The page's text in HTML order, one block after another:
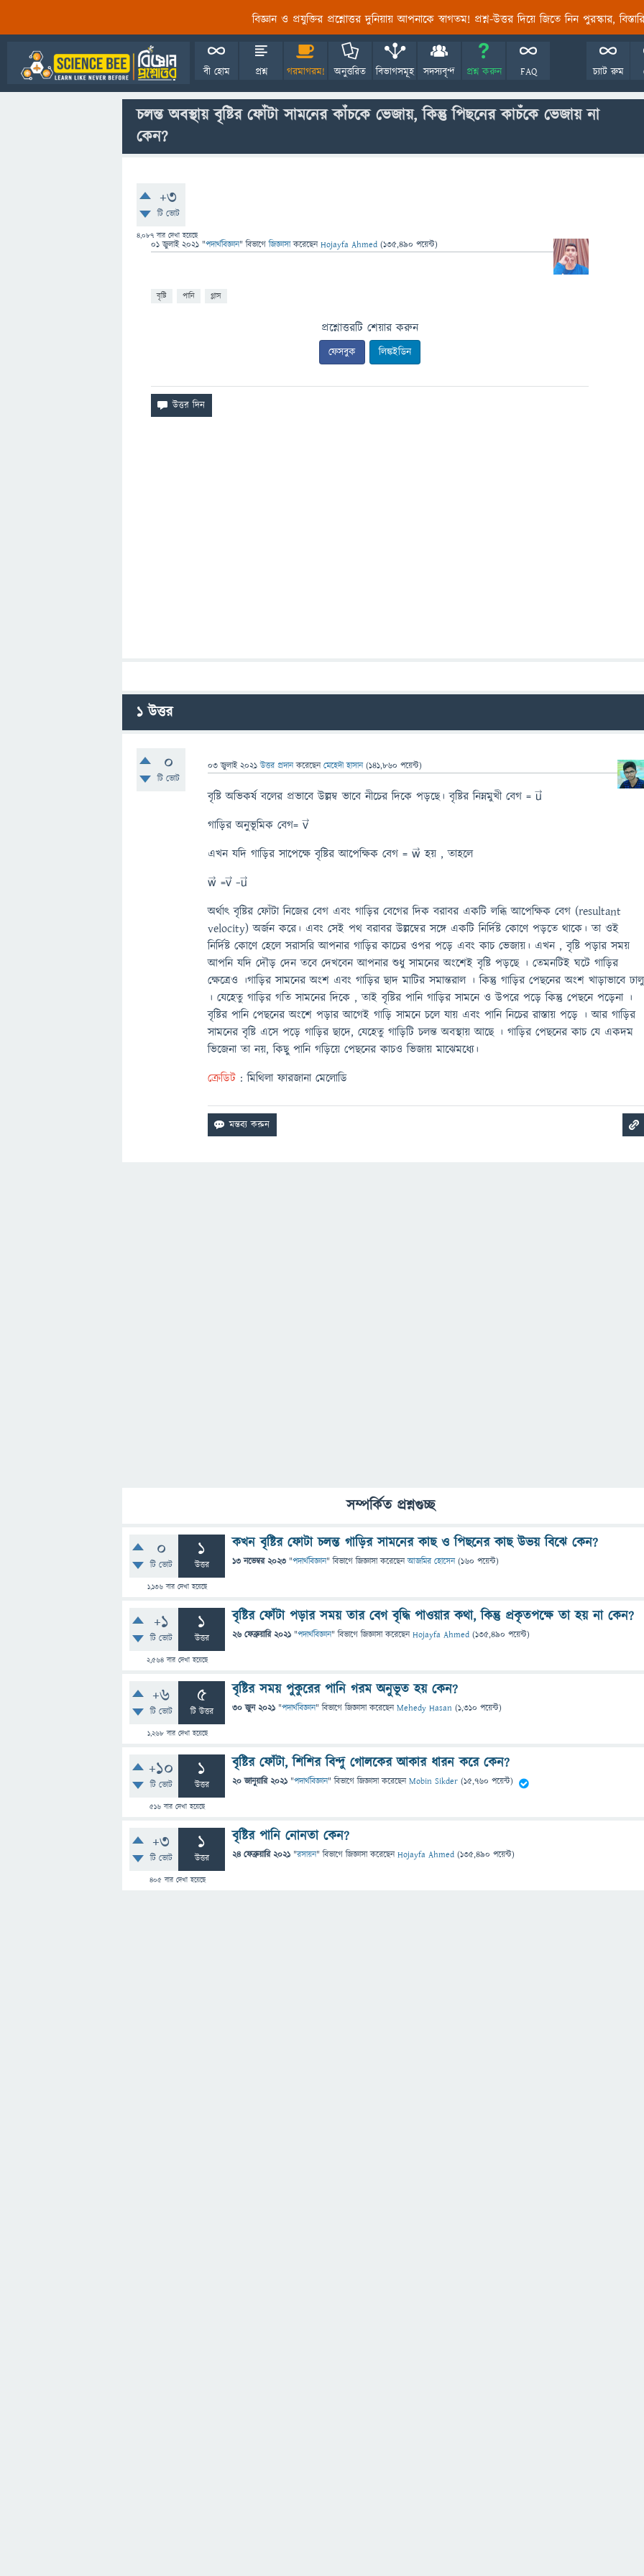
বিজ্ঞান ও প্রযুক্তির প্রশ্নোত্তর দুনিয়ায় আপনাকে স্বাগতম! প্রশ্ন-উত্তর দিয়ে জিতে নিন পুরস্কার,
বী হোম প্রশ্ন গরমাগরম! অনুত্তরিত বিভাগসমূহ সদস্যবৃন্দ প্রশ্ন করুন FAQ চ্যাট রুম
চলন্ত অবস্থায় বৃষ্টির ফোঁটা সামনের কাঁচকে ভেজায়, কিন্তু পিছনের কাচঁকে ভেজায় না
কেন?
+3
টি ভোট
4,087 বার দেখা হয়েছে
01 জুলাই 2021 "পদার্থবিজ্ঞান" বিভাগে জিজ্ঞাসাকরেছেনHojayfa Ahmed (135,490 পয়েন্ট)
বৃষ্টি পানি গ্লাস
প্রশ্নোত্তরটি শেয়ার করুন
ফেসবুক লিঙ্কইডিন
1উত্তর
0
টি ভোট
03 জুলাই 2021 উত্তর প্রদান করেছেনমেহেদী হাসান (141,860 পয়েন্ট)
বৃষ্টি অভিকর্ষ বলের প্রভাবে উল্লম্ব ভাবে নীচের দিকে পড়ছে। বৃষ্টির নিম্নমুখী বেগ = u⃗
গাড়ির অনুভূমিক বেগ= v⃗
এখন যদি গাড়ির সাপেক্ষে বৃষ্টির আপেক্ষিক বেগ = w⃗ হয় , তাহলে
w⃗ =v⃗ −u⃗
অর্থাৎ বৃষ্টির ফোঁটা নিজের বেগ এবং গাড়ির বেগের দিক বরাবর একটি লব্ধি আপেক্ষিক বেগ (resultant
velocity) অর্জন করে। এবং সেই পথ বরাবর উল্লম্বের সঙ্গে একটি নির্দিষ্ট কোণে পড়তে থাকে। তা ওই
নির্দিষ্ট কোণে হেলে সরাসরি আপনার গাড়ির কাচের ওপর পড়ে এবং কাচ ভেজায়। এখন , বৃষ্টি পড়ার সময়
আপনি যদি দৌড় দেন তবে দেখবেন আপনার শুধু সামনের অংশেই বৃষ্টি পড়ছে । তেমনটিই ঘটে গাড়ির
ক্ষেত্রেও ।গাড়ির সামনের অংশ এবং গাড়ির ছাদ মাটির সমান্তরাল । কিন্তু গাড়ির পেছনের অংশ খাড়াভাবে ঢালু
। যেহেতু গাড়ির গতি সামনের দিকে , তাই বৃষ্টির পানি গাড়ির সামনে ও উপরে পড়ে কিন্তু পেছনে পড়েনা ।
বৃষ্টির পানি পেছনের অংশে পড়ার আগেই গাড়ি সামনে চলে যায় এবং পানি নিচের রাস্তায় পড়ে । আর গাড়ির
সামনের বৃষ্টি এসে পড়ে গাড়ির ছাদে, যেহেতু গাড়িটি চলন্ত অবস্থায় আছে । গাড়ির পেছনের কাচ যে একদম
ভিজেনা তা নয়, কিছু পানি গড়িয়ে পেছনের কাচও ভিজায় মাঝেমধ্যে।
ক্রেডিট : মিথিলা ফারজানা মেলোডি
সম্পর্কিত প্রশ্নগুচ্ছ
0
টি ভোট
1
উত্তর
1,136 বার দেখা হয়েছে
কখন বৃষ্টির ফোটা চলন্ত গাড়ির সামনের কাছ ও পিছনের কাছ উভয় বিঝে কেন?
13 নভেম্বর 2023 "পদার্থবিজ্ঞান" বিভাগে জিজ্ঞাসাকরেছেনআজমির হোসেন (160 পয়েন্ট)
+1
টি ভোট
1
উত্তর
2,564 বার দেখা হয়েছে
বৃষ্টির ফোঁটা পড়ার সময় তার বেগ বৃদ্ধি পাওয়ার কথা, কিন্তু প্রকৃতপক্ষে তা হয় না কেন?
26 ফেব্রুয়ারি 2021 "পদার্থবিজ্ঞান" বিভাগে জিজ্ঞাসাকরেছেনHojayfa Ahmed (135,490 পয়েন্ট)
+6
টি ভোট
5
টি উত্তর
1,268বার দেখা হয়েছে
বৃষ্টির সময় পুকুরের পানি গরম অনুভূত হয় কেন?
30 জুন 2021 "পদার্থবিজ্ঞান" বিভাগে জিজ্ঞাসাকরেছেনMehedy Hasan (1,310 পয়েন্ট)
+10
টি ভোট
1
উত্তর
516 বার দেখা হয়েছে
বৃষ্টির ফোঁটা, শিশির বিন্দু গোলকের আকার ধারন করে কেন?
20 জানুয়ারি 2021 "পদার্থবিজ্ঞান" বিভাগে জিজ্ঞাসাকরেছেনMobin Sikder (15,760 পয়েন্ট)
+3
টি ভোট
1
উত্তর
405বার দেখা হয়েছে
বৃষ্টির পানি নোনতা কেন?
24 ফেব্রুয়ারি 2021 "রসায়ন" বিভাগে জিজ্ঞাসাকরেছেনHojayfa Ahmed (135,490 পয়েন্ট)